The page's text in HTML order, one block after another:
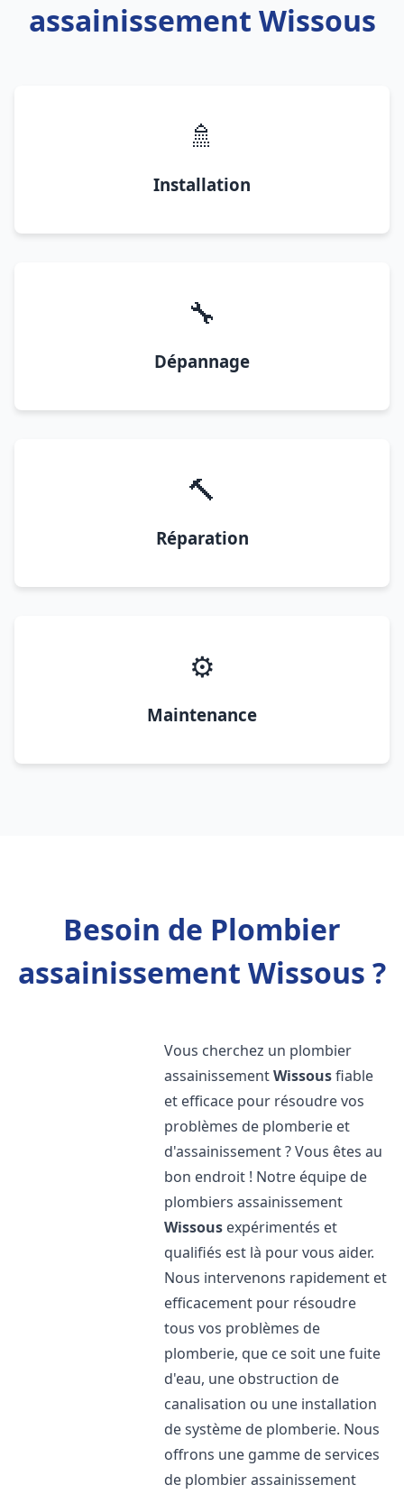
assainissement Wissous
🚿
Installation
🔧
Dépannage
🔨
Réparation
⚙️
Maintenance
Besoin de Plombier
assainissement Wissous ?
Vous cherchez un plombier
assainissementWissousfiable
et efficace pour résoudre vos
problèmes de plomberie et
d'assainissement ? Vous êtes au
bon endroit ! Notre équipe de
plombiers assainissement
Wissous expérimentés et
qualifiés est là pour vous aider.
Nous intervenons rapidement et
efficacement pour résoudre
tous vos problèmes de
plomberie, que ce soit une fuite
d'eau, une obstruction de
canalisation ou une installation
de système de plomberie. Nous
offrons une gamme de services
de plombier assainissement